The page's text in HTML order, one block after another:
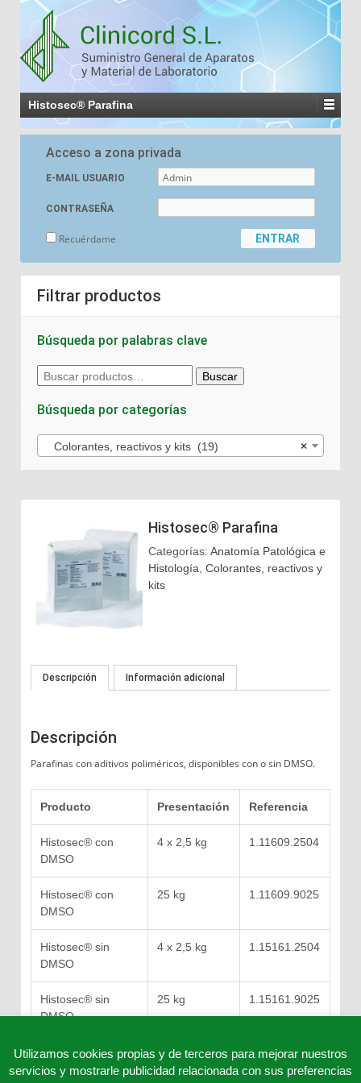
Histosec® Parafina
Acceso a zona privada
E-MAIL USUARIO
CONTRASEÑA
Recuérdame
Filtrar productos
Búsqueda por palabras clave
Buscar
por:
Buscar
Búsqueda por categorías
×
Colorantes, reactivos y kits (19)
Histosec® Parafina
Categorías:Anatomía Patológica e
Histología ,Colorantes, reactivos y
kits
Descripción Información adicional
Descripción
Parafinas con aditivos poliméricos, disponibles con o sin DMSO.
Producto Presentación Referencia
Histosec® con
DMSO
4 x 2,5 kg 1.11609.2504
Histosec® con
DMSO
25 kg 1.11609.9025
Histosec® sin
DMSO
4 x 2,5 kg 1.15161.2504
Histosec® sin
DMSO
25 kg 1.15161.9025
Utilizamos cookies propias y de terceros para mejorar nuestros
servicios y mostrarle publicidad relacionada con sus preferencias